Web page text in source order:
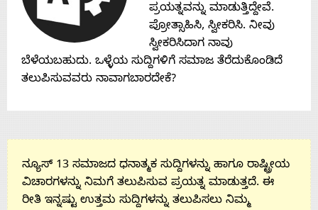
Contact
Us
ಪ್ರಯತ್ನವನ್ನು ಮಾಡುತ್ತಿದ್ದೇವೆ.
ಪ್ರೋತ್ಸಾಹಿಸಿ, ಸ್ವೀಕರಿಸಿ. ನೀವು
ಸ್ವೀಕರಿಸಿದಾಗ ನಾವು
ಬೆಳೆಯಬಹುದು. ಒಳ್ಳೆಯ ಸುದ್ದಿಗಳಿಗೆ ಸಮಾಜ ತೆರೆದುಕೊಂಡಿದೆ
ತಲುಪಿಸುವವರು ನಾವಾಗಬಾರದೇಕೆ?
ನ್ಯೂಸ್ 13 ಸಮಾಜದ ಧನಾತ್ಮಕ ಸುದ್ದಿಗಳನ್ನು ಹಾಗೂ ರಾಷ್ಟ್ರೀಯ
ವಿಚಾರಗಳನ್ನು ನಿಮಗೆ ತಲುಪಿಸುವ ಪ್ರಯತ್ನ ಮಾಡುತ್ತದೆ. ಈ
ರೀತಿ ಇನ್ನಷ್ಟು ಉತ್ತಮ ಸುದ್ದಿಗಳನ್ನು ತಲುಪಿಸಲು ನಿಮ್ಮ